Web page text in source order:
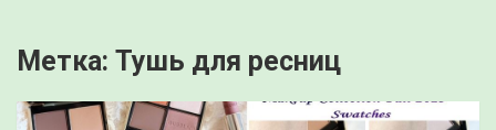
Метка: Тушь для ресниц